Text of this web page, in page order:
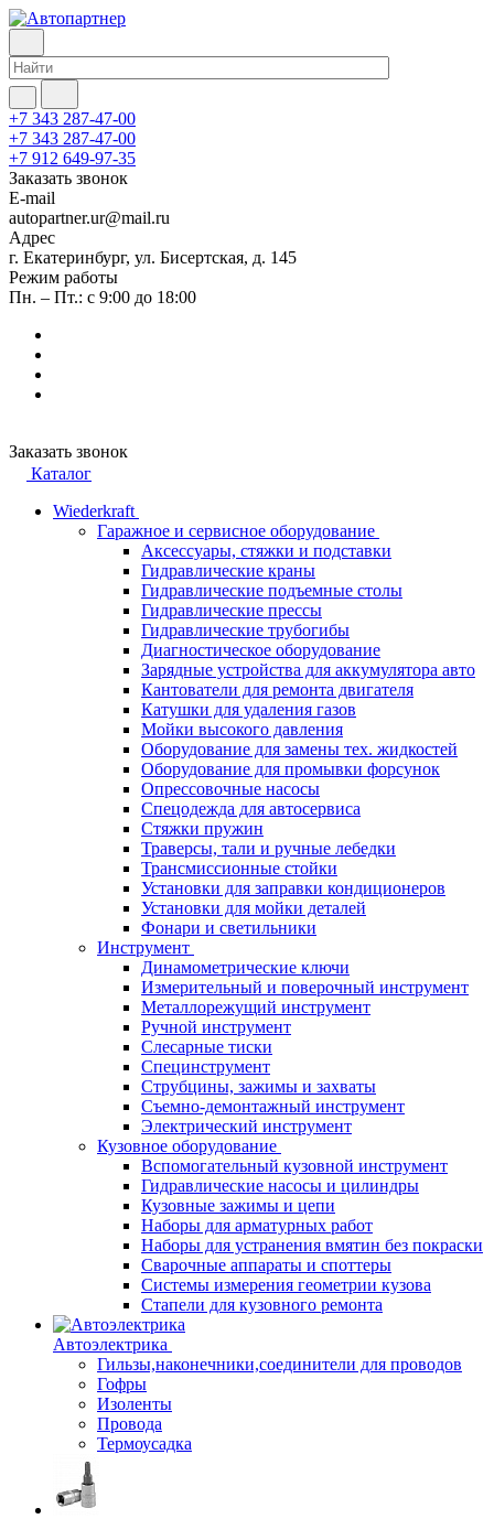
+7 343 287-47-00
+7 343 287-47-00
+7 912 649-97-35
Заказать звонок
E-mail
autopartner.ur@mail.ru
Адрес
г. Екатеринбург, ул. Бисертская, д. 145
Режим работы
Пн. – Пт.: с 9:00 до 18:00
Заказать звонок
Каталог
Wiederkraft
Гаражное и сервисное оборудование
Аксессуары, стяжки и подставки
Гидравлические краны
Гидравлические подъемные столы
Гидравлические прессы
Гидравлические трубогибы
Диагностическое оборудование
Зарядные устройства для аккумулятора авто
Кантователи для ремонта двигателя
Катушки для удаления газов
Мойки высокого давления
Оборудование для замены тех. жидкостей
Оборудование для промывки форсунок
Опрессовочные насосы
Спецодежда для автосервиса
Стяжки пружин
Траверсы, тали и ручные лебедки
Трансмиссионные стойки
Установки для заправки кондиционеров
Установки для мойки деталей
Фонари и светильники
Инструмент
Динамометрические ключи
Измерительный и поверочный инструмент
Металлорежущий инструмент
Ручной инструмент
Слесарные тиски
Специнструмент
Струбцины, зажимы и захваты
Съемно-демонтажный инструмент
Электрический инструмент
Кузовное оборудование
Вспомогательный кузовной инструмент
Гидравлические насосы и цилиндры
Кузовные зажимы и цепи
Наборы для арматурных работ
Наборы для устранения вмятин без покраски
Сварочные аппараты и споттеры
Системы измерения геометрии кузова
Стапели для кузовного ремонта
Автоэлектрика
Гильзы,наконечники,соединители для проводов
Гофры
Изоленты
Провода
Термоусадка